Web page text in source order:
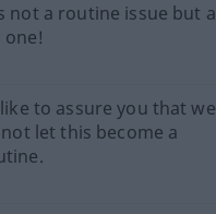
not a routine issue but a
to assure you that we
let this become a